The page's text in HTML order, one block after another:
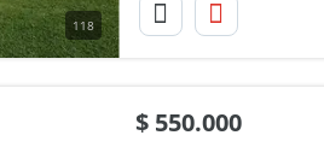
118
$550.000